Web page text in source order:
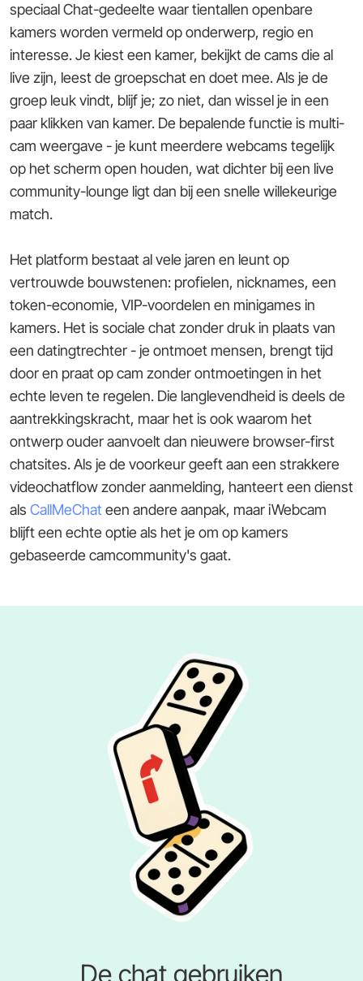
speciaal Chat-gedeelte waar tientallen openbare
kamers worden vermeld op onderwerp, regio en
interesse. Je kiest een kamer, bekijkt de cams die al
live zijn, leest de groepschat en doet mee. Als je de
groep leuk vindt, blijf je; zo niet, dan wissel je in een
paar klikken van kamer. De bepalende functie is multi-
cam weergave - je kunt meerdere webcams tegelijk
op het scherm open houden, wat dichter bij een live
community-lounge ligt dan bij een snelle willekeurige
match.
Het platform bestaat al vele jaren en leunt op
vertrouwde bouwstenen: profielen, nicknames, een
token-economie, VIP-voordelen en minigames in
kamers. Het is sociale chat zonder druk in plaats van
een datingtrechter - je ontmoet mensen, brengt tijd
door en praat op cam zonder ontmoetingen in het
echte leven te regelen. Die langlevendheid is deels de
aantrekkingskracht, maar het is ook waarom het
ontwerp ouder aanvoelt dan nieuwere browser-first
chatsites. Als je de voorkeur geeft aan een strakkere
videochatflow zonder aanmelding, hanteert een dienst
als CallMeChateen andere aanpak, maar iWebcam
blijft een echte optie als het je om op kamers
gebaseerde camcommunity's gaat.
De chat gebruiken